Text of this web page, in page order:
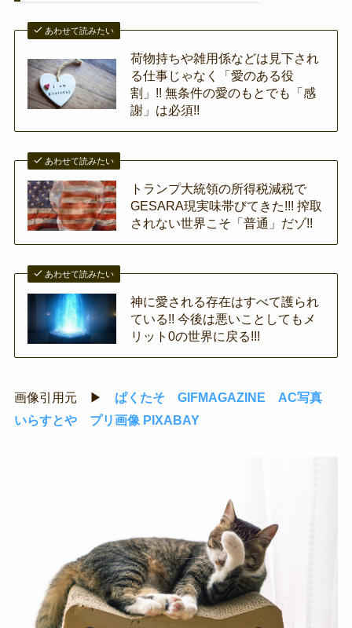
あわせて読みたい
荷物持ちや雑用係などは見下され
る仕事じゃなく「愛のある役
割」!! 無条件の愛のもとでも「感
謝」は必須!!
あわせて読みたい
トランプ大統領の所得税減税で
GESARA現実味帯びてきた!!! 搾取
されない世界こそ「普通」だゾ!!
あわせて読みたい
神に愛される存在はすべて護られ
ている!! 今後は悪いことしてもメ
リット0の世界に戻る!!!
画像引用元 ▶ ぱくたそ GIFMAGAZINE
AC写真
いらすとや
プリ画像 PIXABAY